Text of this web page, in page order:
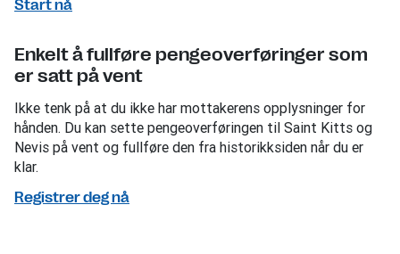
Start nå
Enkelt å fullføre pengeoverføringer som
er satt på vent
Ikke tenk på at du ikke har mottakerens opplysninger for
hånden. Du kan sette pengeoverføringen til Saint Kitts og
Nevis på vent og fullføre den fra historikksiden når du er
klar.
Registrer deg nå